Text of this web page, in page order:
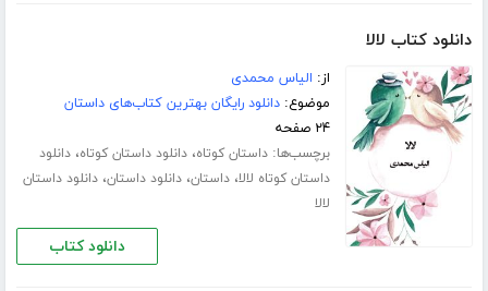
دانلود کتاب لالا
از: الیاس محمدی
موضوع:دانلود رایگان بهترین کتاب‌های داستان
۲۴ صفحه
برچسب‌ها:داستان کوتاه،دانلود داستان کوتاه،دانلود
داستان کوتاه لالا،داستان،دانلود داستان،دانلود داستان
لالا
دانلود کتاب